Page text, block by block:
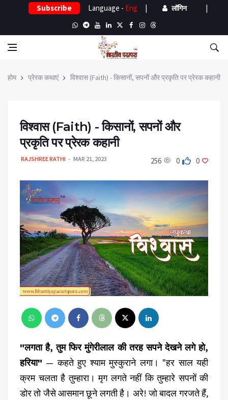
Subscribe Language - Eng | लॉगिन |
होम प्रेरक कथाएं विश्वास (Faith) - किसानों, सपनों और प्रकृति पर प्रेरक कहानी
विश्वास (Faith) - किसानों, सपनों और
प्रकृति पर प्रेरक कहानी
RAJSHREE RATHI MAR 21, 2023
"लगता है, तुम फिर मुंगेरीलाल की तरह सपने देखने लगे हो,
हरिया" — कहते हुए श्याम मुस्कुराने लगा। "हर साल यही
क्रम चलता है तुम्हारा। मृग लगते नहीं कि तुम्हारे सपनों की
डोर तो जैसे आसमान छूने लगती है। अरे! जो बादल गरजते हैं,